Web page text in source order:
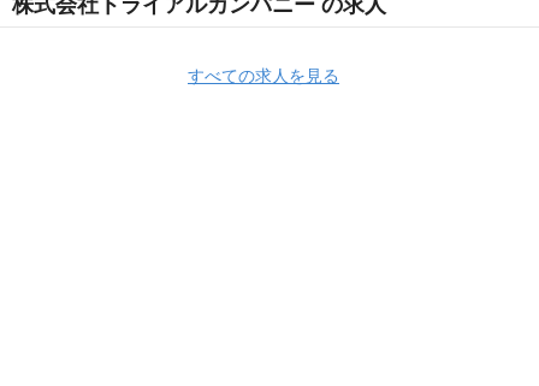
株式会社トライアルカンパニー の求人
すべての求人を見る